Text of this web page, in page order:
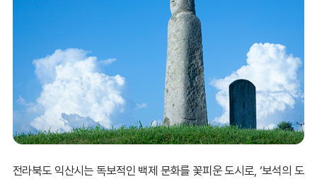
익산시가 기록을 서두르는 이유는 명확합니다.
기록되지 않은 역사는 개발과 시간의 흐름 속에 흔적도 없이
사라지기 때문입니다.
실제로 서울의'돈의문 박물관마을'이나 경기도의 '광명동굴'
등성공적인 재생 사례가 있는 반면, 기록의 시기를 놓쳐 정
체성을 잃은안타까운 사례들도 많습니다.
전라북도 익산시는 독보적인 백제 문화를 꽃피운 도시로, ‘보석의 도